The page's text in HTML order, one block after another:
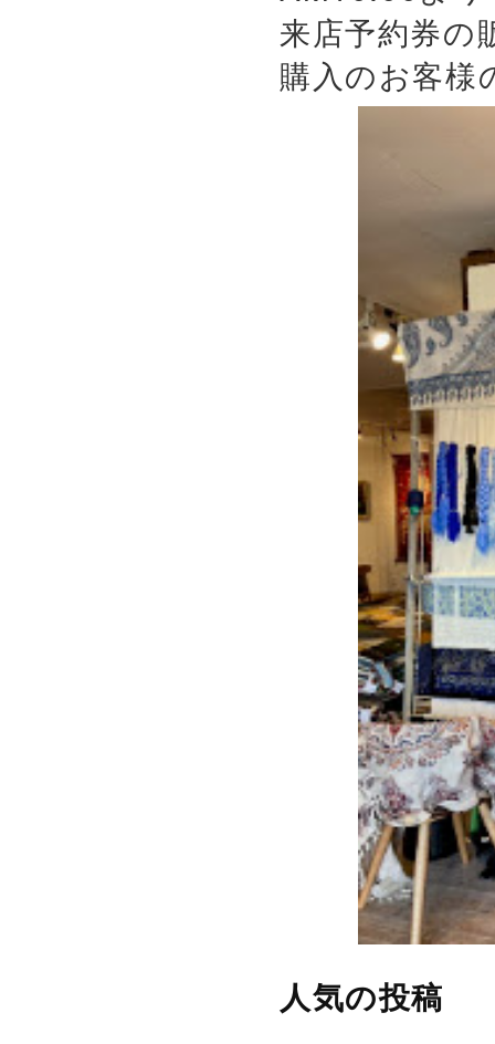
来店予約券の
購入のお客様
人気の投稿